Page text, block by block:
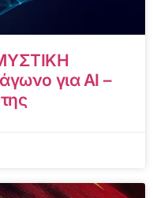
για AI –